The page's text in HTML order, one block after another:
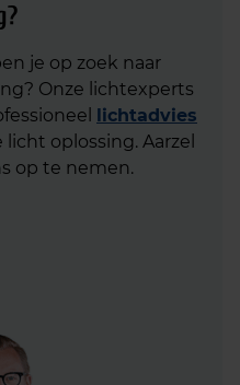
je op zoek naar
Onze lichtexperts
lichtadvies
oplossing. Aarzel
op te nemen.